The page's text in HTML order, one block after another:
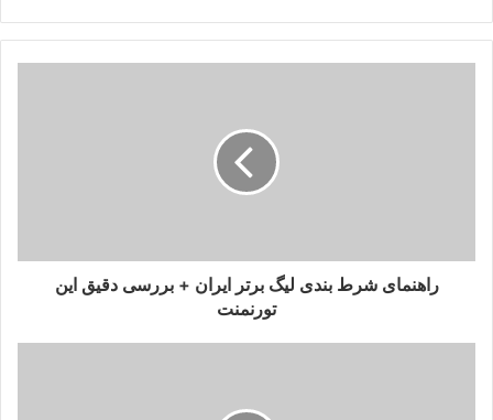
راهنمای شرط بندی لیگ برتر ایران + بررسی دقیق این
تورنمنت